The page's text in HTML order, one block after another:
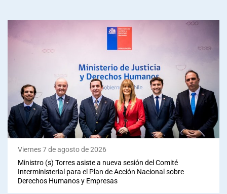
Viernes 7 de agosto de 2026
Ministro (s) Torres asiste a nueva sesión del Comité
Interministerial para el Plan de Acción Nacional sobre
Derechos Humanos y Empresas